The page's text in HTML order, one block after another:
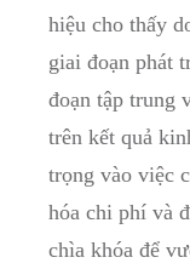
hiệu cho thấy
giai đoạn phát
đoạn tập trung
trên kết quả
trọng vào việc
hóa chi phí và
chìa khóa để